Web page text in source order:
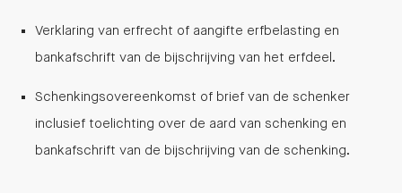
Verklaring van erfrecht of aangifte erfbelasting en
bankafschrift van de bijschrijving van het erfdeel.
Schenkingsovereenkomst of brief van de schenker
inclusief toelichting over de aard van schenking en
bankafschrift van de bijschrijving van de schenking.